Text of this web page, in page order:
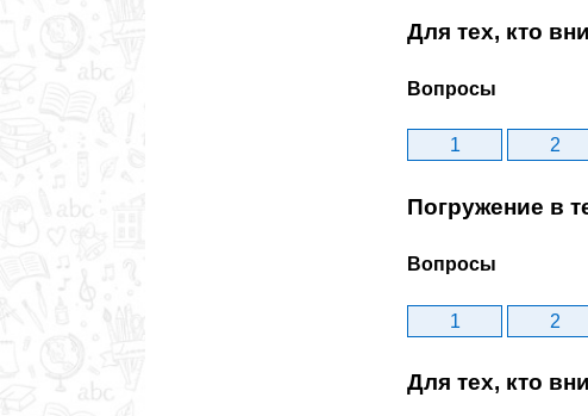
Для тех, кто
Вопросы
1 2
Погружение в
Вопросы
1 2
Для тех, кто